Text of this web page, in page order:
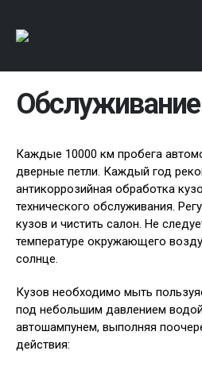
Обслуживание
Каждые 10000 км пробега
дверные петли. Каждый год
антикоррозийная обработка
технического обслуживания.
кузов и чистить салон. Не
температуре окружающего
солнце.
Кузов необходимо мыть
под небольшим давлением
автошампунем, выполняя
действия: